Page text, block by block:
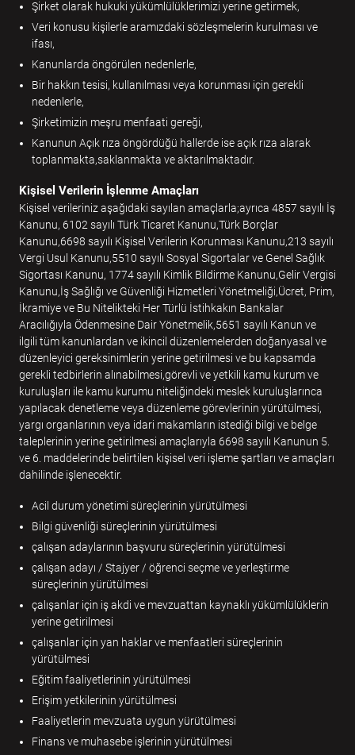
Şirket olarak hukuki yükümlülüklerimizi yerine getirmek,
Veri konusu kişilerle aramızdaki sözleşmelerin kurulması ve
ifası,
Kanunlarda öngörülen nedenlerle,
Bir hakkın tesisi, kullanılması veya korunması için gerekli
nedenlerle,
Şirketimizin meşru menfaati gereği,
Kanunun Açık rıza öngördüğü hallerde ise açık rıza alarak
toplanmakta,saklanmakta ve aktarılmaktadır.
Kişisel Verilerin İşlenme Amaçları
Kişisel verileriniz aşağıdaki sayılan amaçlarla;ayrıca 4857 sayılı İş
Kanunu, 6102 sayılı Türk Ticaret Kanunu,Türk Borçlar
Kanunu,6698 sayılı Kişisel Verilerin Korunması Kanunu,213 sayılı
Vergi Usul Kanunu,5510 sayılı Sosyal Sigortalar ve Genel Sağlık
Sigortası Kanunu, 1774 sayılı Kimlik Bildirme Kanunu,Gelir Vergisi
Kanunu,İş Sağlığı ve Güvenliği Hizmetleri Yönetmeliği,Ücret, Prim,
İkramiye ve Bu Nitelikteki Her Türlü İstihkakın Bankalar
Aracılığıyla Ödenmesine Dair Yönetmelik,5651 sayılı Kanun ve
ilgili tüm kanunlardan ve ikincil düzenlemelerden doğanyasal ve
düzenleyici gereksinimlerin yerine getirilmesi ve bu kapsamda
gerekli tedbirlerin alınabilmesi,görevli ve yetkili kamu kurum ve
kuruluşları ile kamu kurumu niteliğindeki meslek kuruluşlarınca
yapılacak denetleme veya düzenleme görevlerinin yürütülmesi,
yargı organlarının veya idari makamların istediği bilgi ve belge
taleplerinin yerine getirilmesi amaçlarıyla 6698 sayılı Kanunun 5.
ve 6. maddelerinde belirtilen kişisel veri işleme şartları ve amaçları
dahilinde işlenecektir.
Acil durum yönetimi süreçlerinin yürütülmesi
Bilgi güvenliği süreçlerinin yürütülmesi
çalışan adaylarının başvuru süreçlerinin yürütülmesi
çalışan adayı / Stajyer / öğrenci seçme ve yerleştirme
süreçlerinin yürütülmesi
çalışanlar için iş akdi ve mevzuattan kaynaklı yükümlülüklerin
yerine getirilmesi
çalışanlar için yan haklar ve menfaatleri süreçlerinin
yürütülmesi
Eğitim faaliyetlerinin yürütülmesi
Erişim yetkilerinin yürütülmesi
Faaliyetlerin mevzuata uygun yürütülmesi
Finans ve muhasebe işlerinin yürütülmesi